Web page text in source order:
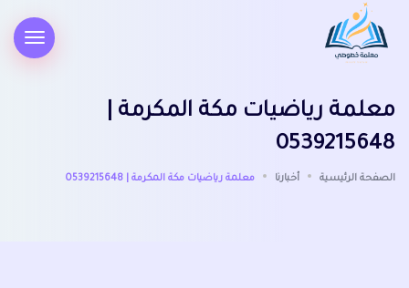
معلمة رياضيات مكة المكرمة |
0539215648
الصفحة الرئيسية أخبارنا معلمة رياضيات مكة المكرمة | 0539215648